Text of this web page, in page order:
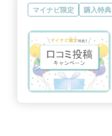
マイナビ限定 購入特典